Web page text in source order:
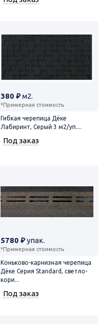
380 ₽м2.
*Примерная стоимость
Гибкая черепица Дёке
Лабиринт, Серый 3 м2/уп....
Под заказ
5780 ₽упак.
*Примерная стоимость
Коньково-карнизная черепица
Дёке Серия Standard, светло-
кори...
Под заказ